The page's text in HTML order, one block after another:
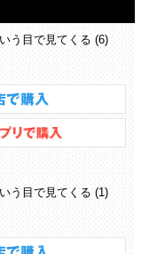
う目で見てくる (6)
う目で見てくる (1)